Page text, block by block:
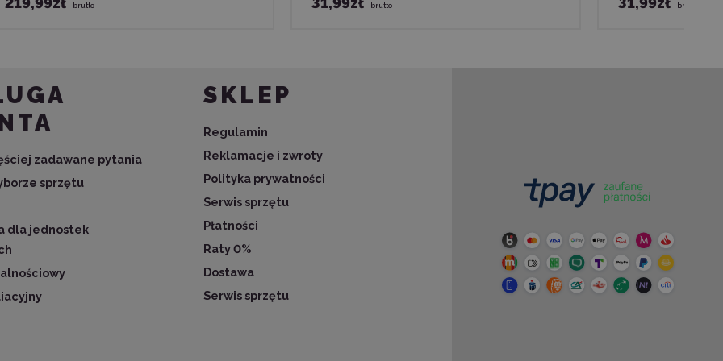
brutto brutto brutto
zadawane pytania
sprzętu
dla jednostek
SKLEP
Regulamin
Reklamacje i zwroty
Polityka prywatności
Serwis sprzętu
Płatności
Raty 0%
Dostawa
Serwis sprzętu